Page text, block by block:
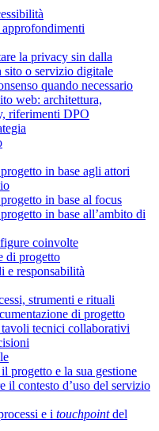
la privacy sin dalla
sito o servizio digitale
quando necessario
web: architettura,
riferimenti DPO
in base agli attori
in base al focus
in base all’ambito di
coinvolte
di progetto
e responsabilità
strumenti e rituali
di progetto
tecnici collaborativi
progetto e la sua gestione
il contesto d’uso del servizio
e i touchpointdel